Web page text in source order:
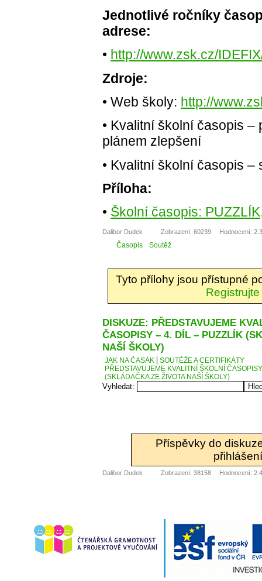
Jednotlivé ročníky
adrese:
• http://www.zsk.cz/
Zdroje:
• Web školy: http://
• Kvalitní školní časopis
plánem zlepšení
• Kvalitní školní časopis –
Příloha:
• Školní časopis:
Dalibor Dudek Zobrazení: 60239 Hodnocení:
Časopis Soutěž
Tyto přílohy jsou přístupné
DISKUZE: PŘEDSTAVUJEME
ČASOPISY – 4. DÍL – PUZZLÍK
NAŠÍ ŠKOLY)
JAK NA ČASÁK
SOUTĚŽE A CERTIFIKÁTY
PŘEDSTAVUJEME KVALITNÍ ŠKOLNÍ
(SKLÁDAČKA ZE ŽIVOTA NAŠÍ ŠKOLY)
Vyhledat:
Příspěvky do
Dalibor Dudek Zobrazení: 38158 Hodnocení: